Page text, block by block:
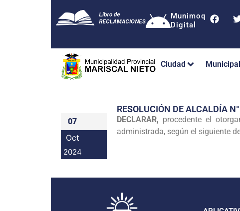
Munimoq
Digital
Ciudad
07
Oct
2024
RESOLUCIÓN DE ALCALDÍA
DECLARAR, procedente el
administrada, según el siguiente